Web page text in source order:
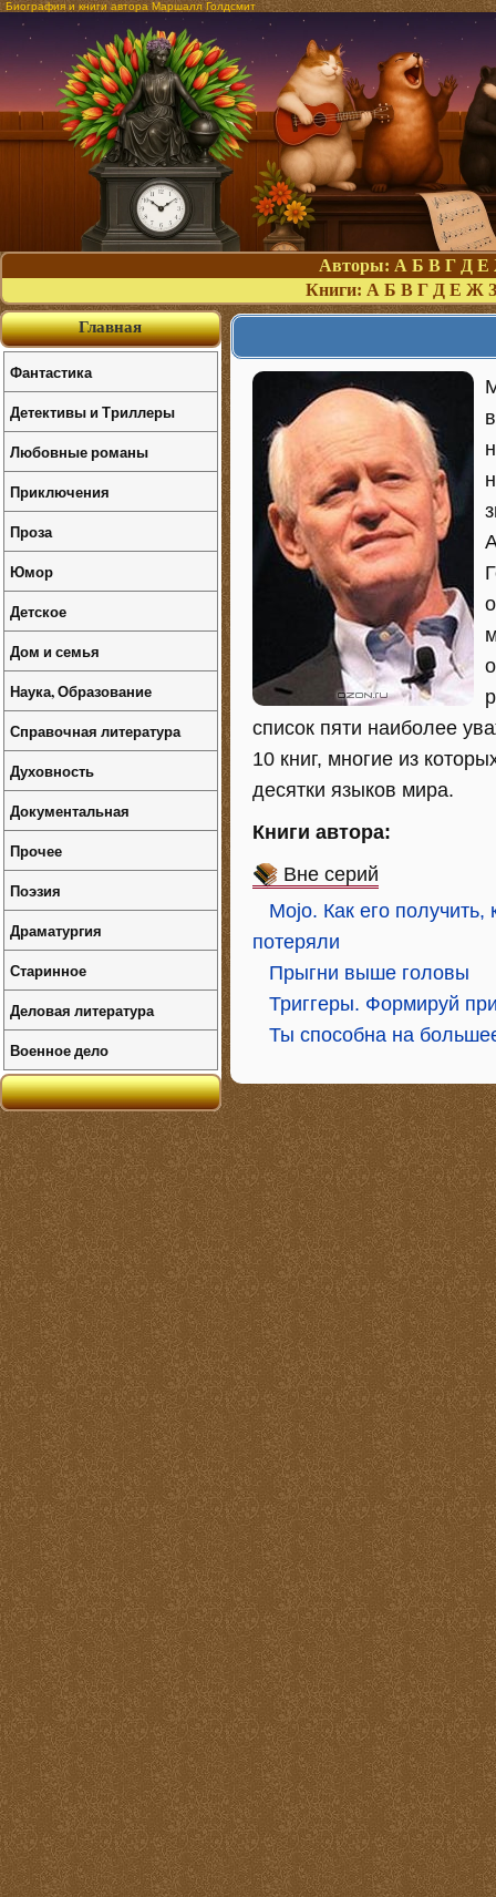
Биография и книги автора Маршалл Голдсмит
Авторы: А Б В Г Д Е
Книги: А Б В Г Д Е Ж З
список пяти наиболее
10 книг, многие из
десятки языков мира.
Книги автора:
Вне серий
Mojo. Как его получить,
потеряли
Прыгни выше головы
Триггеры. Формируй
Ты способна на
Главная
Фантастика
Детективы и Триллеры
Любовные романы
Приключения
Проза
Юмор
Детское
Дом и семья
Наука, Образование
Справочная литература
Духовность
Документальная
Прочее
Поэзия
Драматургия
Старинное
Деловая литература
Военное дело